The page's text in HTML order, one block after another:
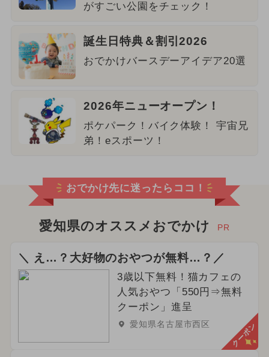
がすごい公園をチェック！
誕生日特典＆割引2026
おでかけバースデーアイデア20選
2026年ニューオープン！
ポケパーク！バイク体験！ 宇宙兄
弟！eスポーツ！
おでかけ先に迷ったらココ！
愛知県のオススメおでかけ PR
＼ え…？大好物のおやつが無料…？／
3歳以下無料！猫カフェの
人気おやつ「550円⇒無料
クーポン」進呈
愛知県名古屋市西区 クーポン